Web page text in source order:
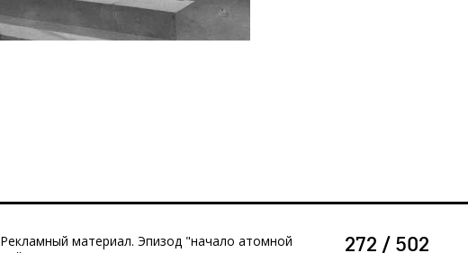
Рекламный материал. Эпизод "начало атомной
272 / 502